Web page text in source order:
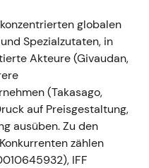
steigerte die
internationale
Anerkennung der
im
[25]
höhere Liquidität
globalen
Spezialzutaten, in
Akteure (Givaudan,
(Takasago,
auf Preisgestaltung,
ausüben. Zu den
zählen
IFF